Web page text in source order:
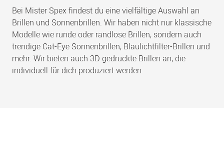
Bei Mister Spex findest du eine vielfältige Auswahl an
Brillen und Sonnenbrillen. Wir haben nicht nur klassische
Modelle wie runde oder randlose Brillen, sondern auch
trendige Cat-Eye Sonnenbrillen, Blaulichtfilter-Brillen und
mehr. Wir bieten auch 3D gedruckte Brillen an, die
individuell für dich produziert werden.